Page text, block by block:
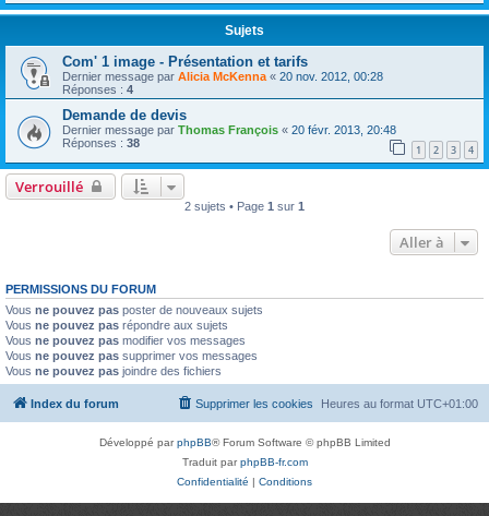
Sujets
Com' 1 image - Présentation et tarifs
Dernier message par Alicia McKenna « 20 nov. 2012, 00:28
Réponses : 4
Demande de devis
Dernier message par Thomas François « 20 févr. 2013, 20:48
Réponses : 38 1 2 3 4
Verrouillé
2 sujets • Page 1 sur 1
Aller à
PERMISSIONS DU FORUM
Vous ne pouvez pas poster de nouveaux sujets
Vous ne pouvez pas répondre aux sujets
Vous ne pouvez pas modifier vos messages
Vous ne pouvez pas supprimer vos messages
Vous ne pouvez pas joindre des fichiers
Index du forum Heures au format UTC+01:00
Supprimer les cookies
Développé parphpBB® Forum Software © phpBB Limited
Traduit parphpBB-fr.com
Confidentialité
Conditions